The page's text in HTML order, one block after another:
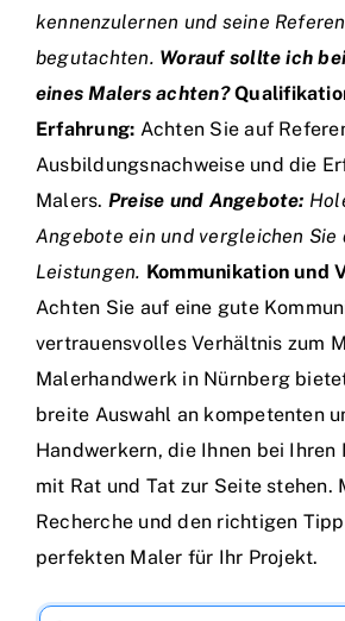
kennenzulernen und seine
begutachten. Worauf sollte ich
eines Malers achten?
Erfahrung: Achten Sie auf
Ausbildungsnachweise und die
Malers. Preise und Angebote:
Angebote ein und vergleichen Sie
Leistungen. Kommunikation und
Achten Sie auf eine gute
vertrauensvolles Verhältnis zum
Malerhandwerk in Nürnberg
breite Auswahl an kompetenten
Handwerkern, die Ihnen bei
mit Rat und Tat zur Seite stehen.
Recherche und den richtigen
perfekten Maler für Ihr Projekt.